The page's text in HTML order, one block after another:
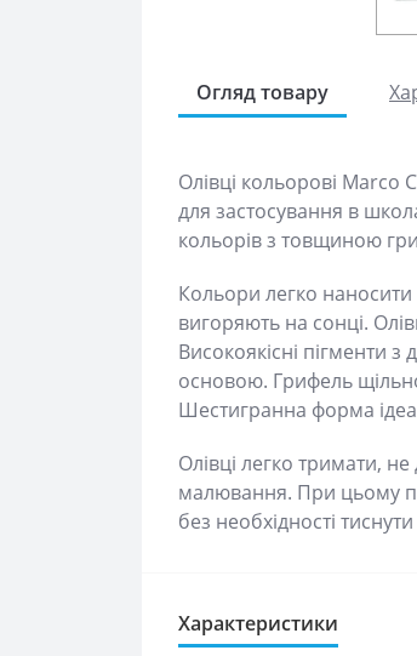
Огляд товару
Олівці кольорові Marco
для застосування в
кольорів з товщиною
Кольори легко
вигоряють на сонці.
Високоякісні пігменти
основою. Грифель
Шестигранна форма
Олівці легко тримати,
малювання. При цьому
без необхідності
Характеристики